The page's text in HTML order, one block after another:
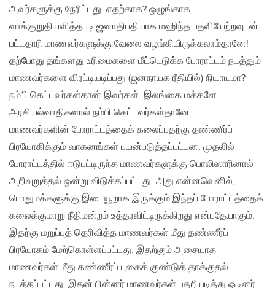
அவர்களுக்கு நேரிட்டது. எதற்காக? ஒழுங்காக
வாக்குறுதியளித்தபடி ஜனாதிபதியாக மஹிந்த பதவியேற்றவுடன்
பட்டதாரி மாணவர்களுக்கு வேலை வழங்கியிருக்கலாம்தானே!
தற்போது தங்களது உரிமைகளை மீட்டெடுக்க போராட்டம் நடத்தும்
மாணவர்களை விரட்டியடிப்பது (ஜனநாயக ரீதியில்) நியாயமா?
நம்பி கெட்டவர்கள்தான் இவர்கள். இலங்கை மக்களே
அரசியல்வாதிகளால் நம்பி கெட்டவர்கள்தானே.
மாணவர்களின் போராட்டத்தைக் கலைப்பதற்கு தண்ணீர்ப்
பிரயோகிக்கும் வாகனங்கள் பயன்படுத்தப்பட்டன. முதலில்
போராட்டத்தில் ஈடுபட்டிருந்த மாணவர்களுக்கு பொலிஸாரினால்
அறிவுறுத்தல் ஒன்று விடுக்கப்பட்டது. அது என்னவெனில்‚
பொதுமக்களுக்கு இடையூறாக இருக்கும் இந்தப் போராட்டத்தைக்
கலைக்குமாறு நீதிமன்றம் உத்தரவிட்டிருக்கிறது என்பதேயாகும்.
இதற்கு மறுப்புத் தெரிவித்த மாணவர்கள் மீது தண்ணீர்ப்
பிரயோகம் மேற்கொள்ளப்பட்டது. இதற்கும் அசையாத
மாணவர்கள் மீது கண்ணீர்ப் புகைக் குண்டுத் தாக்குதல்
நடத்தப்பட்டது. இதன் பின்னர் மாணவர்கள் பதறியடித்து ஓடினர்.